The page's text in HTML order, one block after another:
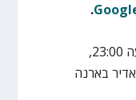
.
נקבל את כל התשובות בסביבות השעה 23:00,
בארנה